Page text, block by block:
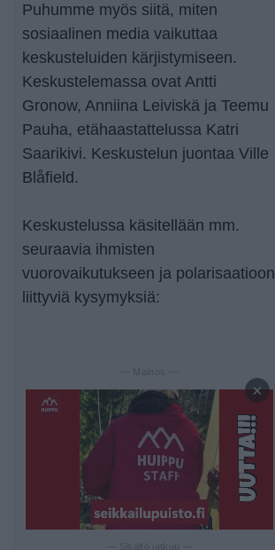
Puhumme myös siitä, miten
sosiaalinen media vaikuttaa
keskusteluiden kärjistymiseen.
Keskustelemassa ovat Antti
Gronow, Anniina Leiviskä ja Teemu
Pauha, etähaastattelussa Katri
Saarikivi. Keskustelun juontaa Ville
Blåfield.
Keskustelussa käsitellään mm.
seuraavia ihmisten
vuorovaikutukseen ja polarisaatioon
liittyviä kysymyksiä:
×